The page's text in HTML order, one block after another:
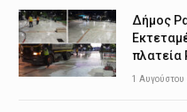
Δήμος
πλατεία
1 Αυγούστου